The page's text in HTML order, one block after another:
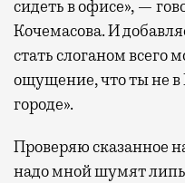
сидеть в офисе», —
Кочемасова. И
стать слоганом всего
ощущение, что ты не в
городе».
Проверяю сказанное
надо мной шумят